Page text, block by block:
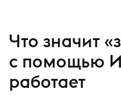
Что значит
с помощью
работает